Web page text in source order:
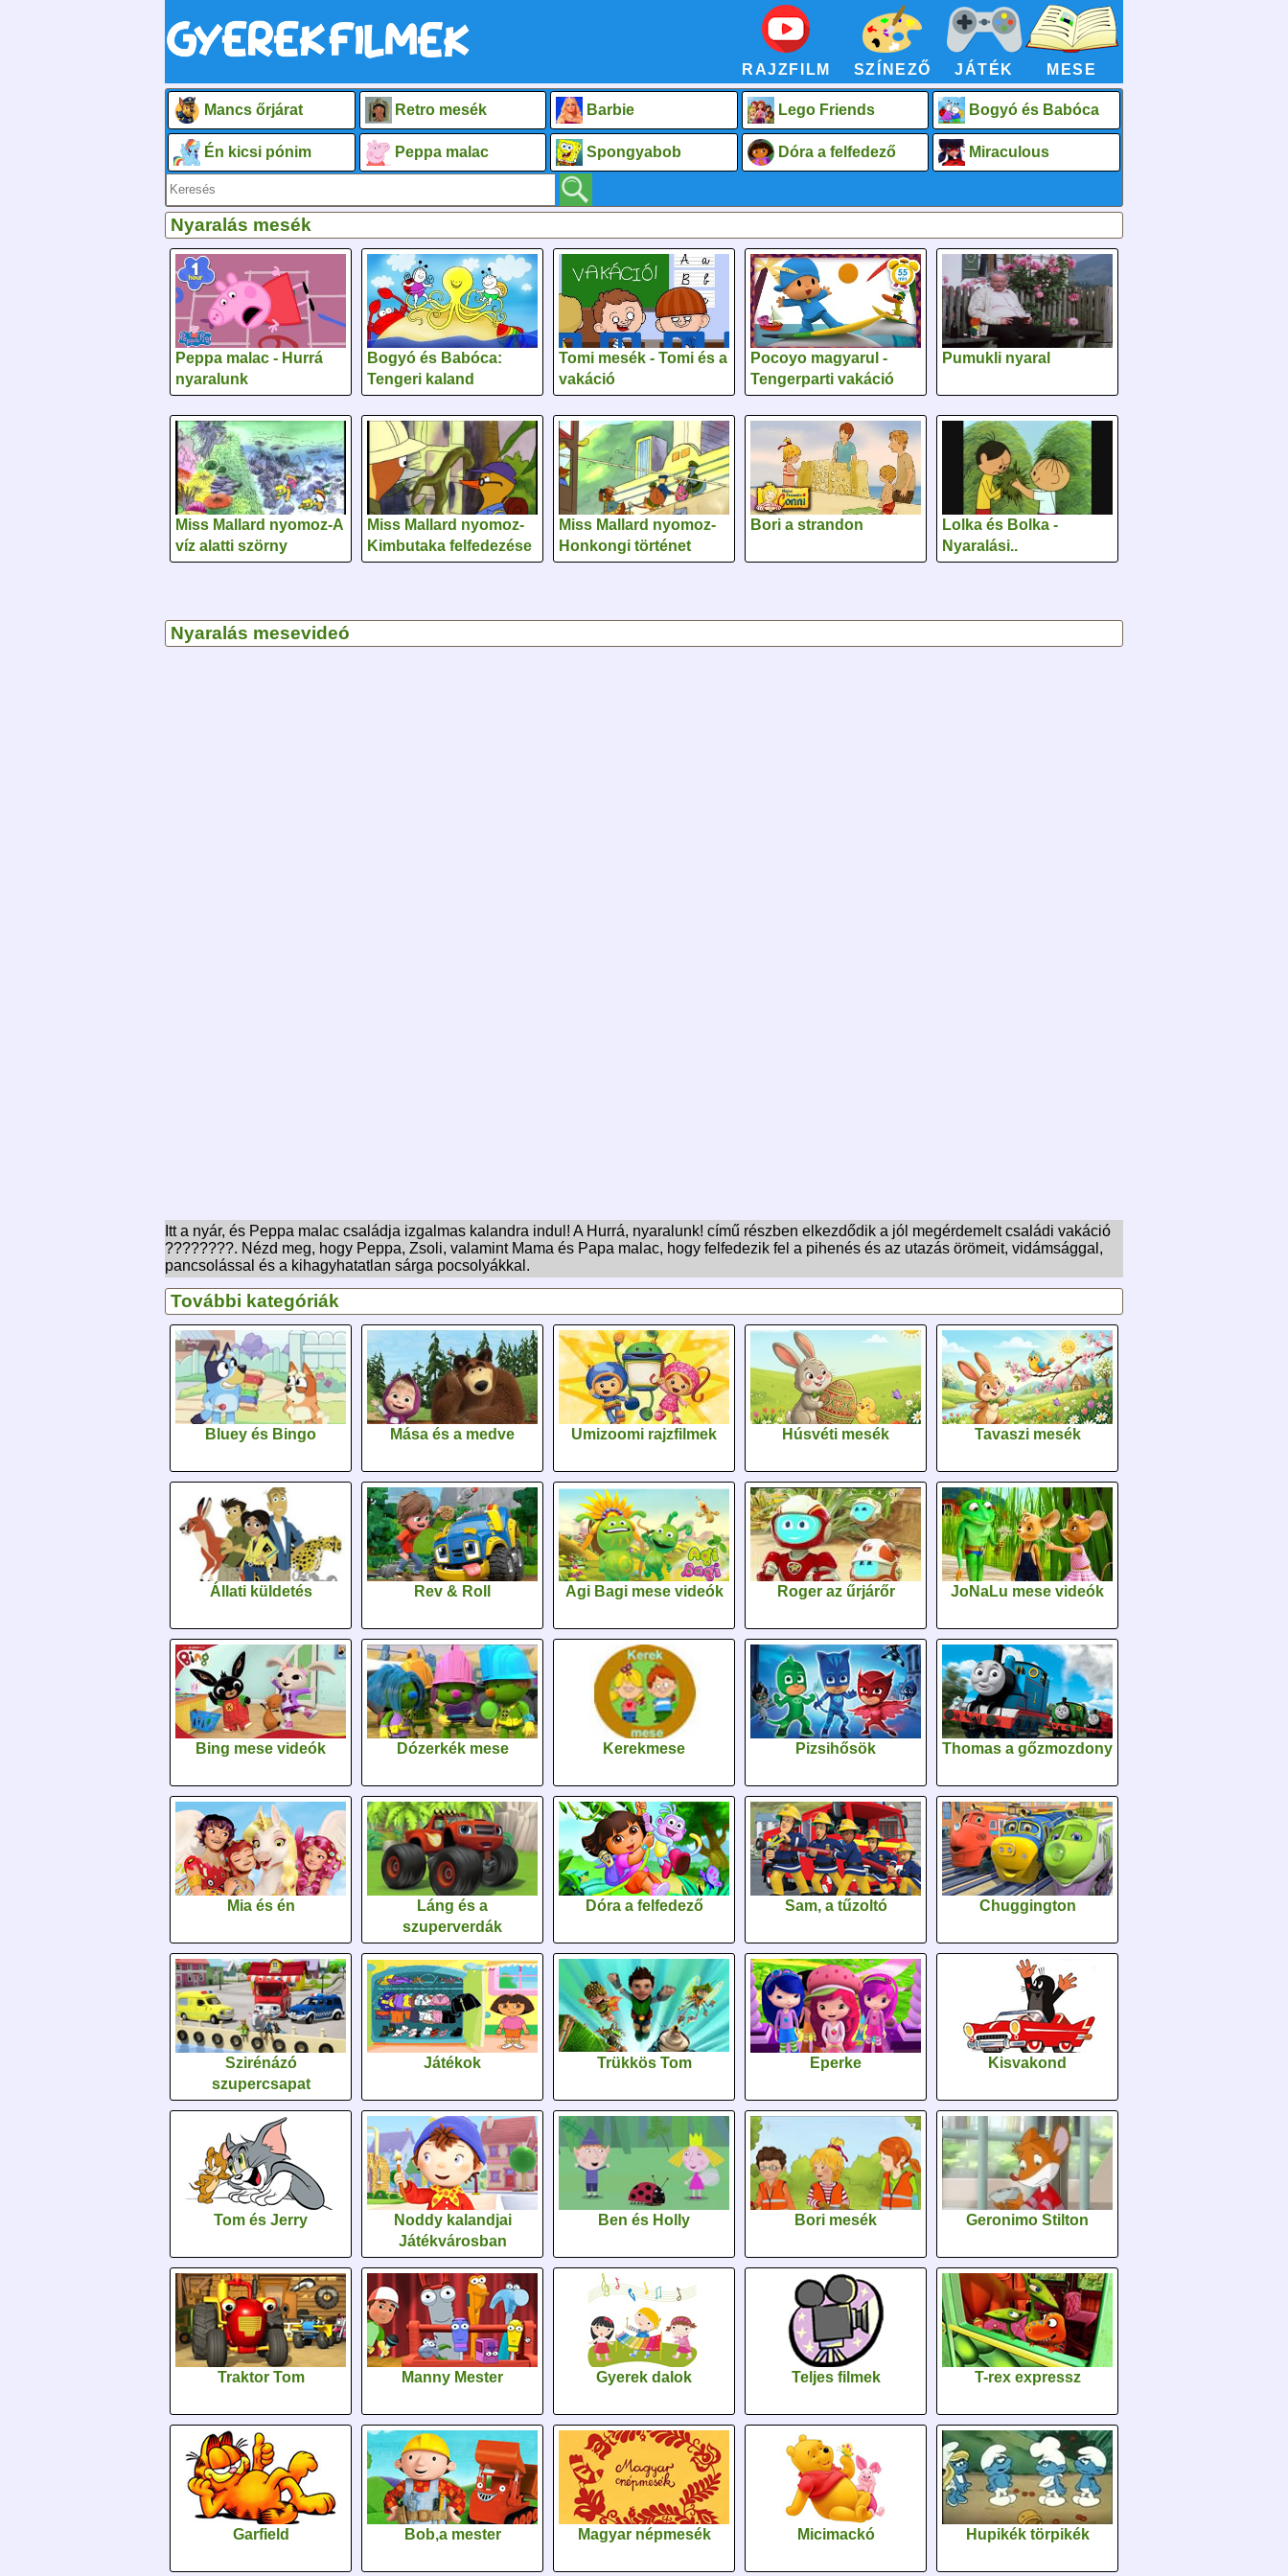
RAJZFILM SZÍNEZŐ JÁTÉK MESE
Mancs őrjárat Retro mesék Barbie Lego Friends Bogyó és Babóca
Én kicsi pónim Peppa malac Spongyabob Dóra a felfedező Miraculous
Nyaralás mesék
Peppa malac - Hurrá
nyaralunk
Bogyó és Babóca:
Tengeri kaland
Tomi mesék - Tomi és a
vakáció
Pocoyo magyarul -
Tengerparti vakáció
Pumukli nyaral
Miss Mallard nyomoz-A
víz alatti szörny
Miss Mallard nyomoz-
Kimbutaka felfedezése
Miss Mallard nyomoz-
Honkongi történet
Bori a strandon
Lolka és Bolka -
Nyaralási..
Nyaralás mesevideó
Itt a nyár, és Peppa malac családja izgalmas kalandra indul! A Hurrá, nyaralunk! című részben elkezdődik a jól megérdemelt családi vakáció
????????. Nézd meg, hogy Peppa, Zsoli, valamint Mama és Papa malac, hogy felfedezik fel a pihenés és az utazás örömeit, vidámsággal,
pancsolással és a kihagyhatatlan sárga pocsolyákkal.
További kategóriák
Bluey és Bingo Mása és a medve Umizoomi rajzfilmek Húsvéti mesék Tavaszi mesék
Állati küldetés Rev & Roll Agi Bagi mese videók Roger az űrjárőr JoNaLu mese videók
Bing mese videók Dózerkék mese Kerekmese Pizsihősök Thomas a gőzmozdony
Mia és én
Láng és a
szuperverdák
Dóra a felfedező Sam, a tűzoltó Chuggington
Szirénázó
szupercsapat
Játékok Trükkös Tom Eperke Kisvakond
Tom és Jerry
Noddy kalandjai
Játékvárosban
Ben és Holly Bori mesék Geronimo Stilton
Traktor Tom Manny Mester Gyerek dalok Teljes filmek T-rex expressz
Garfield Bob,a mester Magyar népmesék Micimackó Hupikék törpikék